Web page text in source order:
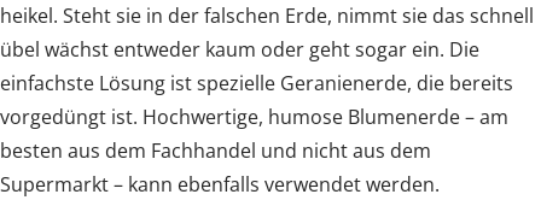
heikel. Steht sie in der falschen Erde, nimmt sie das schnell
übel wächst entweder kaum oder geht sogar ein. Die
einfachste Lösung ist spezielle Geranienerde, die bereits
vorgedüngt ist. Hochwertige, humose Blumenerde – am
besten aus dem Fachhandel und nicht aus dem
Supermarkt – kann ebenfalls verwendet werden.